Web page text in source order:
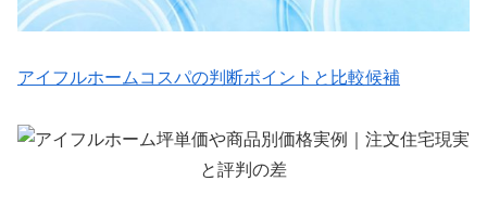
アイフルホームコスパの判断ポイントと比較候補